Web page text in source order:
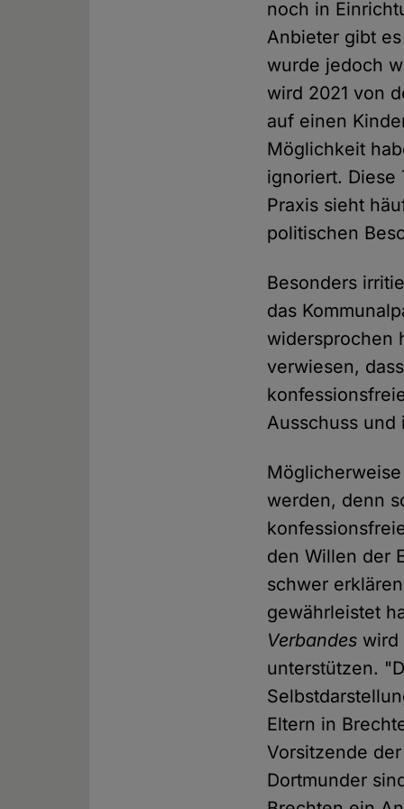
noch in
Anbieter gibt
wurde jedoch
wird 2021 von
auf einen
Möglichkeit
ignoriert. Diese
Praxis sieht
politischen
Besonders
das
widersprochen
verwiesen,
Ausschuss und
werden, denn
den Willen der
schwer
gewährleistet
Verbandes wird
unterstützen.
Eltern in
Vorsitzende
Dortmunder